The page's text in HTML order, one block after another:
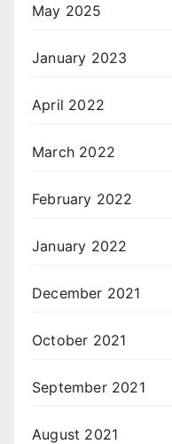
May 2025
January 2023
April 2022
March 2022
February 2022
January 2022
December 2021
October 2021
September 2021
August 2021